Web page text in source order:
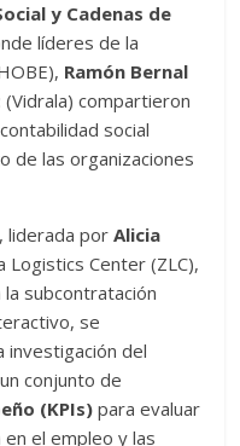
y Cadenas de
líderes de la
Ramón Bernal
(Vidrala) compartieron
social
de las organizaciones
liderada porAlicia
Logistics Center (ZLC),
subcontratación
se
del
conjunto de
(KPIs) para evaluar
el empleo y las